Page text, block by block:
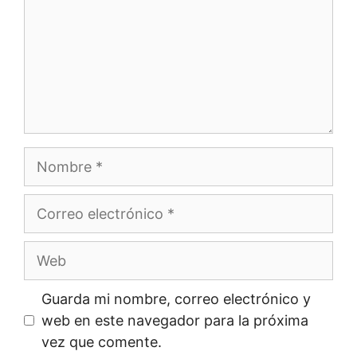
Correo
Guarda mi nombre, correo electrónico y
web en este navegador para la próxima
vez que comente.